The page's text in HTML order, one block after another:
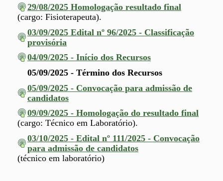
29/08/2025 Homologação resultado final
(cargo: Fisioterapeuta).
03/09/2025 Edital nº 96/2025 - Classificação
provisória
04/09/2025 - Início dos Recursos
05/09/2025 - Término dos Recursos
05/09/2025 - Convocação para admissão de
candidatos
09/09/2025 - Homologação do resultado final
(cargo: Técnico em Laboratório).
03/10/2025 - Edital nº 111/2025 - Convocação
para admissão de candidatos
(técnico em laboratório)